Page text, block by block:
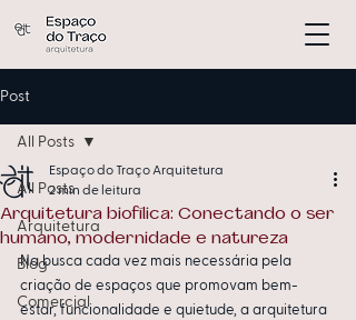
Post
All Posts
Arquitetura
Blog
Comercial
All Posts
Arquitetura biofílica: Conectando o ser
humano, modernidade e natureza
Espaço do Traço Arquitetura
2 min de leitura
Na busca cada vez mais necessária pela
criação de espaços que promovam bem-
estar, funcionalidade e quietude, a arquitetura